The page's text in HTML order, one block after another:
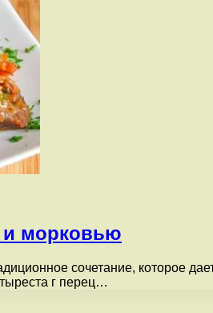
и морковью
сочетание, которое
г перец…